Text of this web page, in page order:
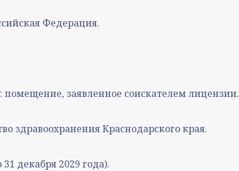
Федерация.
помещение, заявленное соискателем лицензии.
здравоохранения Краснодарского края.
декабря 2029 года).